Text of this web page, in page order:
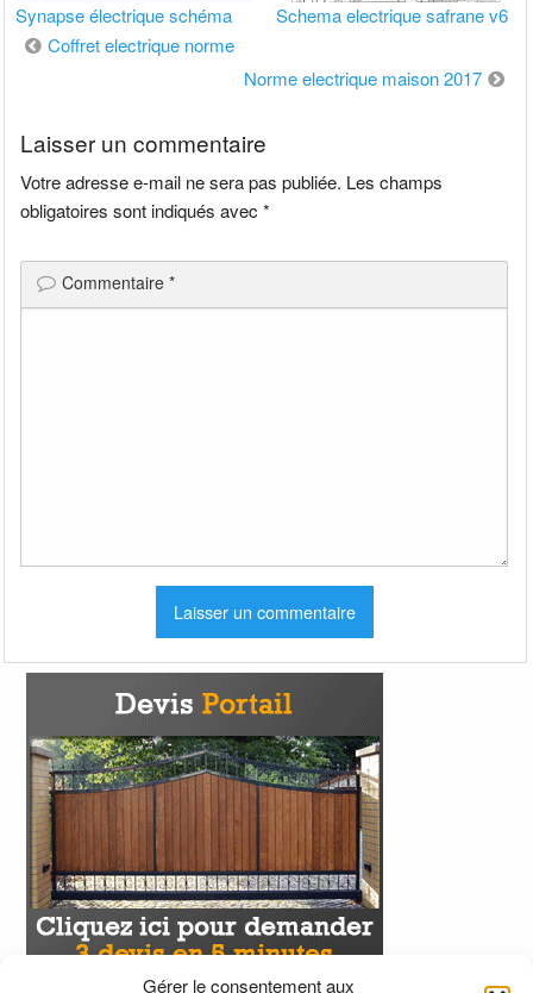
Gérer le consentement aux
Synapse électrique schéma Schema electrique safrane v6
Navigation
Coffret electrique norme
Norme electrique maison 2017
Laisser un commentaire
Votre adresse e-mail ne sera pas publiée. Les champs
obligatoires sont indiqués avec*
Commentaire*